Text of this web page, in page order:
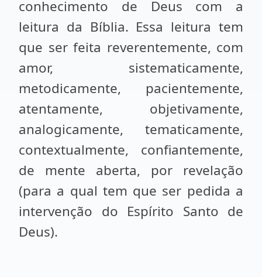
conhecimento de Deus com a
leitura da Bíblia. Essa leitura tem
que ser feita reverentemente, com
amor, sistematicamente,
metodicamente, pacientemente,
atentamente, objetivamente,
analogicamente, tematicamente,
contextualmente, confiantemente,
de mente aberta, por revelação
(para a qual tem que ser pedida a
intervenção do Espírito Santo de
Deus).